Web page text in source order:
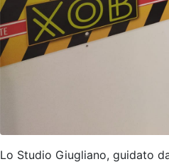
Lo Studio Giugliano, guidato